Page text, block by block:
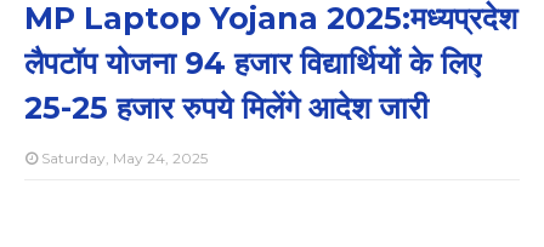
MP Laptop Yojana 2025:मध्यप्रदेश
लैपटॉप योजना 94 हजार विद्यार्थियों के लिए
25-25 हजार रुपये मिलेंगे आदेश जारी
Saturday, May 24, 2025